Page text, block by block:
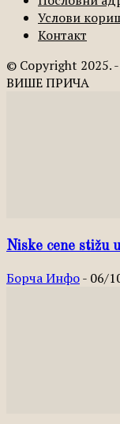
Услови
Контакт
© Copyright 2025.
ВИШЕ ПРИЧА
Niske cene stižu
Борча Инфо- 06/